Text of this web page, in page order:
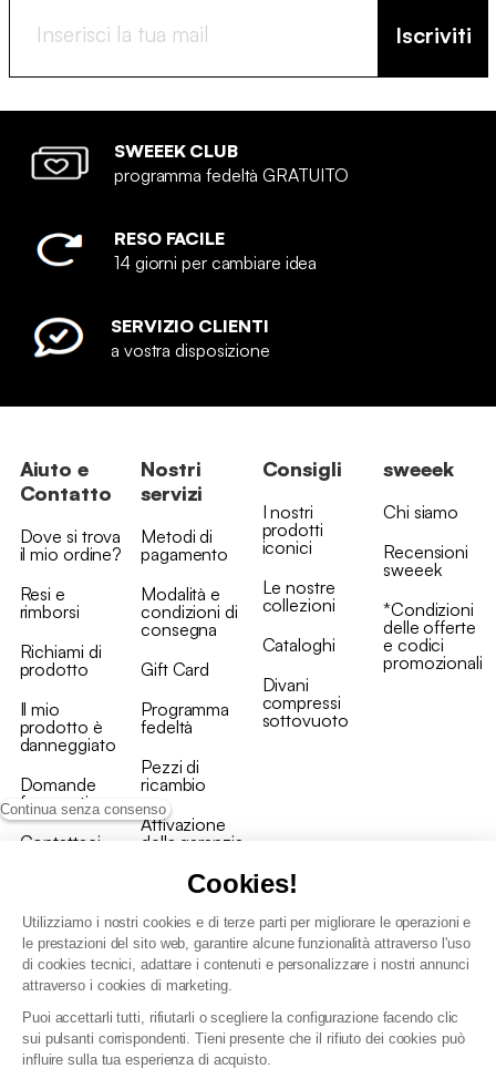
Continua senza consenso
Cookies!
Utilizziamo i nostri cookies e di terze parti per migliorare le operazioni e
le prestazioni del sito web, garantire alcune funzionalità attraverso l'uso
di cookies tecnici, adattare i contenuti e personalizzare i nostri annunci
attraverso i cookies di marketing.
Puoi accettarli tutti, rifiutarli o scegliere la configurazione facendo clic
sui pulsanti corrispondenti. Tieni presente che il rifiuto dei cookies può
influire sulla tua esperienza di acquisto.
Iscriviti
SWEEEK CLUB
programma fedeltà GRATUITO
RESO FACILE
14 giorni per cambiare idea
SERVIZIO CLIENTI
a vostra disposizione
Aiuto e
Contatto
Dove si trova
il mio ordine?
Resi e
rimborsi
Richiami di
prodotto
Il mio
prodotto è
danneggiato
Domande
frequenti
Contattaci
Nostri
servizi
Metodi di
pagamento
Modalità e
condizioni di
consegna
Gift Card
Programma
fedeltà
Pezzi di
ricambio
Attivazione
della garanzia
Consigli
I nostri
prodotti
iconici
Le nostre
collezioni
Cataloghi
Divani
compressi
sottovuoto
sweeek
Chi siamo
Recensioni
sweeek
*Condizioni
delle offerte
e codici
promozionali
Condizioni generali vendita
Politica di gestione dei dati personali e dei cookie
Condizioni generali di vendita per clienti professionali
Dichiarazione di accessibilità